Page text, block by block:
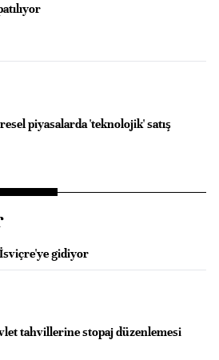
piyasalarda 'teknolojik' satış
gidiyor
tahvillerine stopaj düzenlemesi